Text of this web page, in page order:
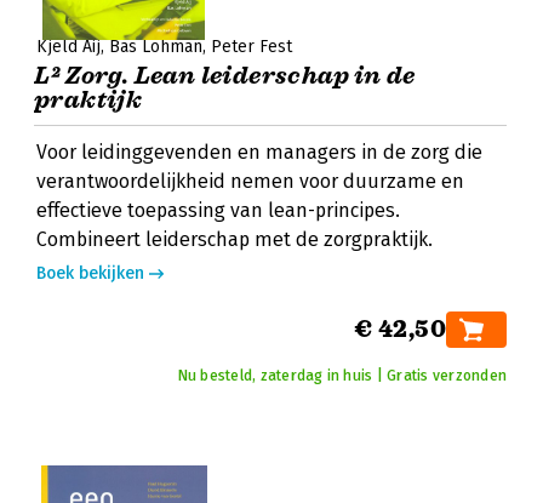
Kjeld Aij Bas Lohman Peter Fest
L² Zorg. Lean leiderschap in de
praktijk
Voor leidinggevenden en managers in de zorg die
verantwoordelijkheid nemen voor duurzame en
effectieve toepassing van lean-principes.
Combineert leiderschap met de zorgpraktijk.
Boek bekijken
€ 42,50
Nu besteld, zaterdag in huis | Gratis verzonden